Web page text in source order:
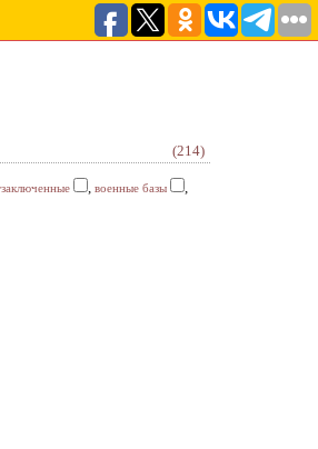
(214)
, военные базы ,